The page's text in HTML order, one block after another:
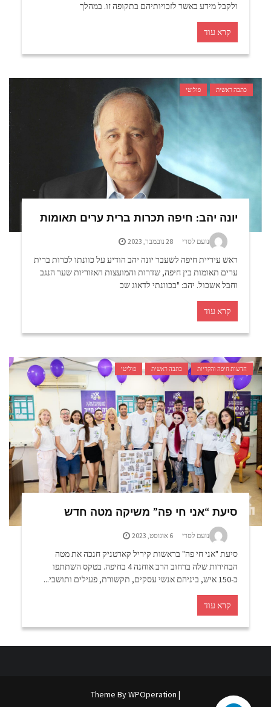
ולקבל מידע באשר לזכויותיהם בתקופה זו. במהלך
קרא עוד
כתבה ראשית פוליטי
יונה יהב: חיפה תכרות ברית ערים תאומות
נועם לסרי 28 נובמבר, 2023
ראש עיריית חיפה לשעבר יונה יהב הודיע על כוונתו לכרות ברית
ערים תאומות בין חיפה, שדרות והמועצות האזוריות שער הנגב
וחבל אשכול. יהב: "בכוונתי לדאוג שכ
קרא עוד
חדשות חיפה והקריות כתבה ראשית פוליטי
סיעת “אני חי פה” משיקה מטה חדש
נועם לסרי 6 אוגוסט, 2023
סיעת "אני חי פה" בראשות קיריל קארטניק חנכה את מטה
הבחירות שלה ברחוב הרב אוחנה 4 בחיפה. בטקס השתתפו
כ-150 איש, ביניהם אנשי עסקים, תקשורת, פעילים ותושבי...
קרא עוד
| Theme By
WPOperation